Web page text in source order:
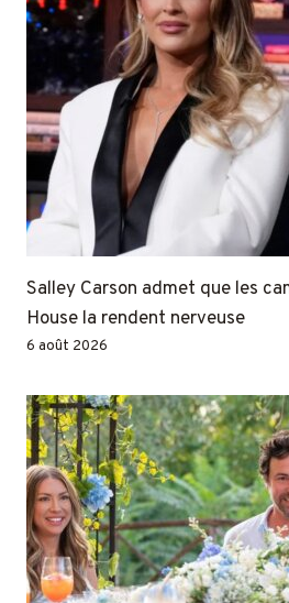
Salley Carson admet que les
House la rendent nerveuse
6 août 2026